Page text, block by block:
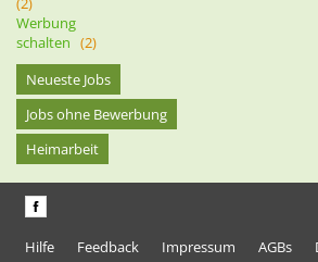
Werbung
schalten (2)
Neueste Jobs
Jobs ohne Bewerbung
Heimarbeit
Hilfe Feedback Impressum AGBs